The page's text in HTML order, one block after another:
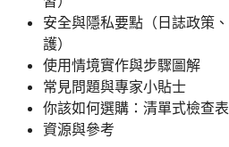
安全與隱私要點（日誌政策
護）
使用情境實作與步驟圖解
常見問題與專家小貼士
你該如何選購：清單式檢查表
資源與參考